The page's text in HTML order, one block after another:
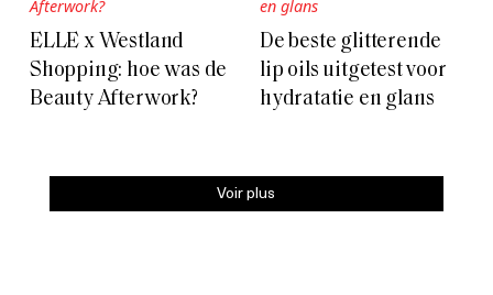
ELLE x Westland
Shopping: hoe was de
Beauty Afterwork?
De beste glitterende
lip oils uitgetest voor
hydratatie en glans
Voir plus